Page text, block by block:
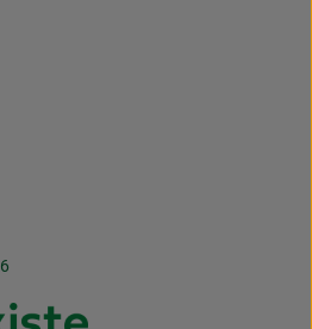
www.instagram.com/
https://www.facebook.com/
zu https://www.tiktok.com/
Link zu https://
Persistent/7/b/6/4/